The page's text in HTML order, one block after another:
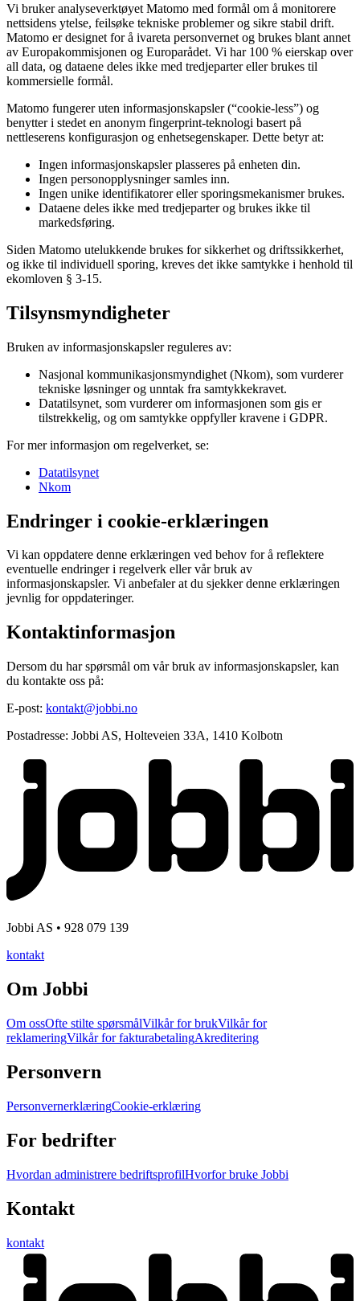
Vi bruker analyseverktøyet Matomo med formål om å monitorere
nettsidens ytelse, feilsøke tekniske problemer og sikre stabil drift.
Matomo er designet for å ivareta personvernet og brukes blant annet
av Europakommisjonen og Europarådet. Vi har 100 % eierskap over
all data, og dataene deles ikke med tredjeparter eller brukes til
kommersielle formål.
Matomo fungerer uten informasjonskapsler (“cookie-less”) og
benytter i stedet en anonym fingerprint-teknologi basert på
nettleserens konfigurasjon og enhetsegenskaper. Dette betyr at:
Ingen informasjonskapsler plasseres på enheten din.
Ingen personopplysninger samles inn.
Ingen unike identifikatorer eller sporingsmekanismer brukes.
Dataene deles ikke med tredjeparter og brukes ikke til
markedsføring.
Siden Matomo utelukkende brukes for sikkerhet og driftssikkerhet,
og ikke til individuell sporing, kreves det ikke samtykke i henhold til
ekomloven § 3-15.
Tilsynsmyndigheter
Bruken av informasjonskapsler reguleres av:
Nasjonal kommunikasjonsmyndighet (Nkom), som vurderer
tekniske løsninger og unntak fra samtykkekravet.
Datatilsynet, som vurderer om informasjonen som gis er
tilstrekkelig, og om samtykke oppfyller kravene i GDPR.
For mer informasjon om regelverket, se:
Datatilsynet
Nkom
Endringer i cookie-erklæringen
Vi kan oppdatere denne erklæringen ved behov for å reflektere
eventuelle endringer i regelverk eller vår bruk av
informasjonskapsler. Vi anbefaler at du sjekker denne erklæringen
jevnlig for oppdateringer.
Kontaktinformasjon
Dersom du har spørsmål om vår bruk av informasjonskapsler, kan
du kontakte oss på:
E-post: kontakt@jobbi.no
Postadresse: Jobbi AS, Holteveien 33A, 1410 Kolbotn
Jobbi AS • 928 079 139
kontakt
Om Jobbi
Om ossOfte stilte spørsmålVilkår for brukVilkår for
reklameringVilkår for fakturabetalingAkreditering
Personvern
PersonvernerklæringCookie-erklæring
For bedrifter
Hvordan administrere bedriftsprofilHvorfor bruke Jobbi
Kontakt
kontakt